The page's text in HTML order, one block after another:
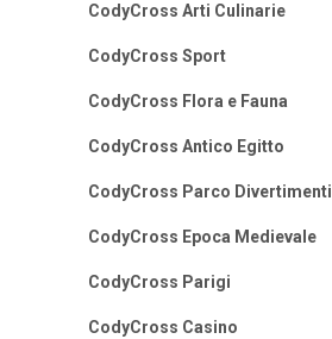
CodyCross Arti Culinarie
CodyCross Sport
CodyCross Flora e Fauna
CodyCross Antico Egitto
CodyCross Parco Divertimenti
CodyCross Epoca Medievale
CodyCross Parigi
CodyCross Casino